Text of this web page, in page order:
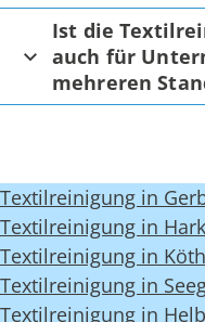
Ist die
auch für
mehreren
Textilreinigung in
Textilreinigung in
Textilreinigung in
Textilreinigung in
Textilreinigung in